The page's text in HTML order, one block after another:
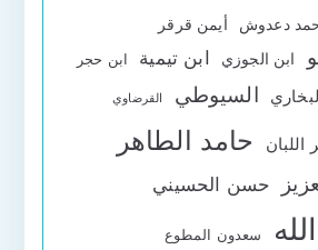
دعدوش أيمن قرقر
ابن الجوزي ابن تيمية ابن حجر
السيوطي القرضاوي
اللبان حامد الطاهر
حسن الحسيني
سعدون المطوع